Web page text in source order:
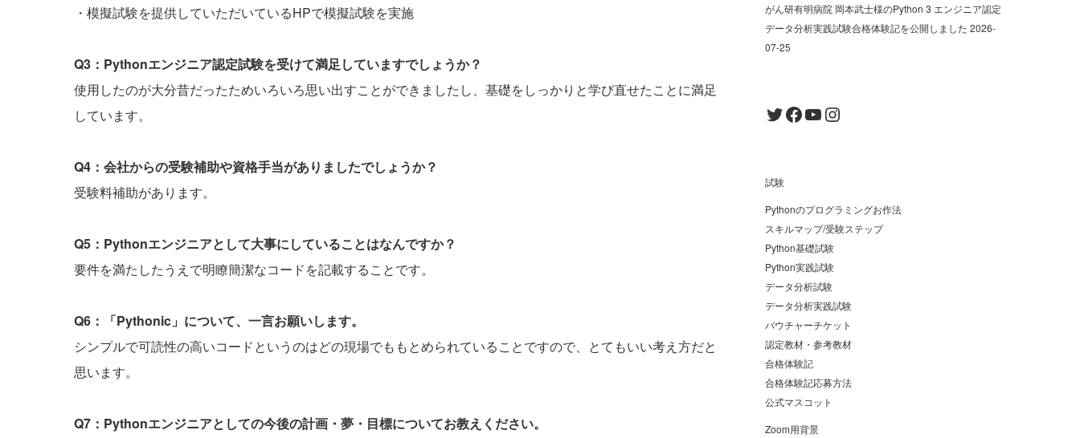
・模擬試験を提供していただいているHPで模擬試験を実施
Q3：Pythonエンジニア認定試験を受けて満足していますでしょうか？
使用したのが大分昔だったためいろいろ思い出すことができましたし、基礎をしっかりと学び直せたことに満足
しています。
Q4：会社からの受験補助や資格手当がありましたでしょうか？
受験料補助があります。
Q5：Pythonエンジニアとして大事にしていることはなんですか？
要件を満たしたうえで明瞭簡潔なコードを記載することです。
Q6：「Pythonic」について、一言お願いします。
シンプルで可読性の高いコードというのはどの現場でももとめられていることですので、とてもいい考え方だと
思います。
Q7：Pythonエンジニアとしての今後の計画・夢・目標についてお教えください。
がん研有明病院 岡本武士様のPython 3 エンジニア認定
データ分析実践試験合格体験記を公開しました 2026-
07-25
Twitter
Facebook
YouTube
Instagram
試験
Pythonのプログラミングお作法
スキルマップ/受験ステップ
Python基礎試験
Python実践試験
データ分析試験
データ分析実践試験
バウチャーチケット
認定教材・参考教材
合格体験記
合格体験記応募方法
公式マスコット
Zoom用背景